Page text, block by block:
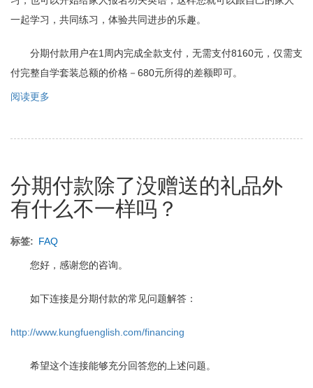
一起学习，共同练习，体验共同进步的乐趣。
分期付款用户在1周内完成全款支付，无需支付8160元，仅需支
付完整自学套装总额的价格－680元所得的差额即可。
阅读更多
期
可
以
得
礼
品
吗？
分期付款除了没赠送的礼品外
有什么不一样吗？
标签 FAQ
您好，感谢您的咨询。
如下连接是分期付款的常见问题解答：
http://www.kungfuenglish.com/financing
希望这个连接能够充分回答您的上述问题。